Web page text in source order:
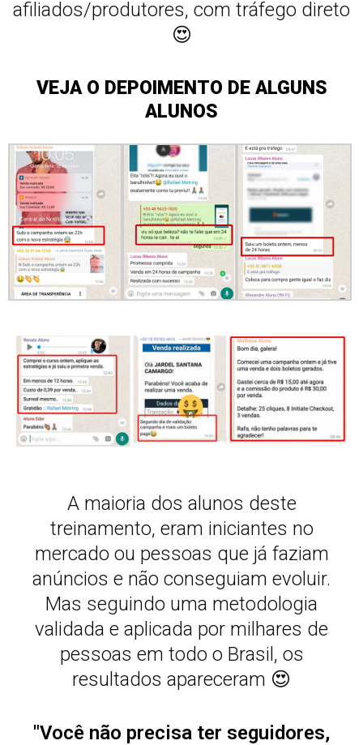
afiliados/produtores, com tráfego direto
😍
VEJA O DEPOIMENTO DE ALGUNS
ALUNOS
A maioria dos alunos deste
treinamento, eram iniciantes no
mercado ou pessoas que já faziam
anúncios e não conseguiam evoluir.
Mas seguindo uma metodologia
validada e aplicada por milhares de
pessoas em todo o Brasil, os
resultados apareceram 😍
"Você não precisa ter seguidores,